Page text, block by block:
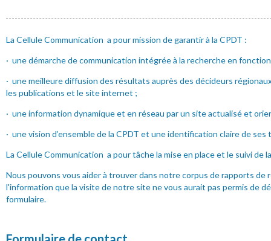
La Cellule Communication a pour mission de garantir à la CPDT :
· une démarche de communication intégrée à la recherche en
· une meilleure diffusion des résultats auprès des décideurs
les publications et le site internet ;
· une information dynamique et en réseau par un site actualisé et
· une vision d’ensemble de la CPDT et une identification claire de ses
La Cellule Communication a pour tâche la mise en place et le suivi
Nous pouvons vous aider à trouver dans notre corpus de rapports
l'information que la visite de notre site ne vous aurait pas permis de
formulaire.